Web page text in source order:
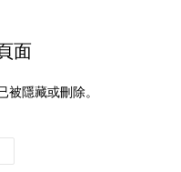
面
隱藏或刪除。